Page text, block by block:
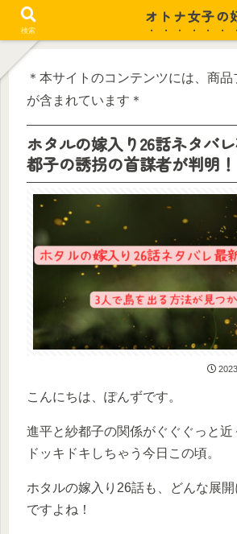
忙しい毎日がちょっと潤う
＊本サイトのコンテンツには、商
が含まれています＊
ホタルの嫁入り26話ネタバ
都子の誘拐の首謀者が判明！
こんにちは、ぽんずです。
進平と紗都子の関係がぐぐぐっと近
ドッキドキしちゃう今日この頃。
ホタルの嫁入り26話も、どんな展
ですよね！
検索
オトナ女子の